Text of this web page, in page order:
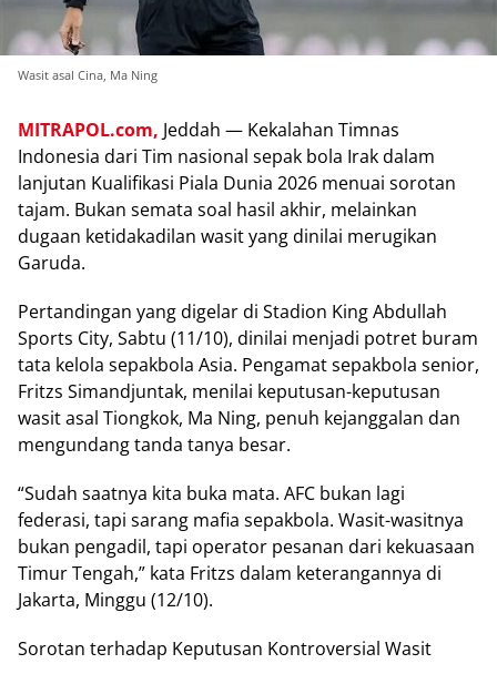
Wasit asal Cina, Ma Ning
MITRAPOL.com, Jeddah — Kekalahan Timnas
Indonesia dari Tim nasional sepak bola Irak dalam
lanjutan Kualifikasi Piala Dunia 2026 menuai sorotan
tajam. Bukan semata soal hasil akhir, melainkan
dugaan ketidakadilan wasit yang dinilai merugikan
Garuda.
Pertandingan yang digelar di Stadion King Abdullah
Sports City, Sabtu (11/10), dinilai menjadi potret buram
tata kelola sepakbola Asia. Pengamat sepakbola senior,
Fritzs Simandjuntak, menilai keputusan-keputusan
wasit asal Tiongkok, Ma Ning, penuh kejanggalan dan
mengundang tanda tanya besar.
“Sudah saatnya kita buka mata. AFC bukan lagi
federasi, tapi sarang mafia sepakbola. Wasit-wasitnya
bukan pengadil, tapi operator pesanan dari kekuasaan
Timur Tengah,” kata Fritzs dalam keterangannya di
Jakarta, Minggu (12/10).
Sorotan terhadap Keputusan Kontroversial Wasit